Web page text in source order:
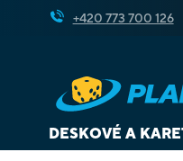
+420 773 700 126
DESKOVÉ A